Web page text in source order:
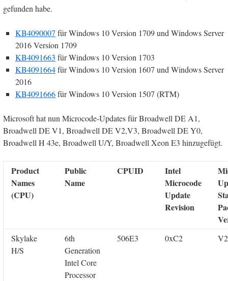
gefunden habe.
KB4090007 für Windows 10 Version 1709 und Windows Server
2016 Version 1709
KB4091663 für Windows 10 Version 1703
KB4091664für Windows 10 Version 1607 und Windows Server
2016
KB4091666für Windows 10 Version 1507 (RTM)
Microsoft hat nun Microcode-Updates für Broadwell DE A1,
Broadwell DE V1, Broadwell DE V2,V3, Broadwell DE Y0,
Broadwell H 43e, Broadwell U/Y, Broadwell Xeon E3 hinzugefügt.
Product
Names
(CPU)
Public
Name
CPUID
Intel
Microcode
Update
Revision
Skylake
H/S
6th
Generation
Intel Core
Processor
506E3 0xC2